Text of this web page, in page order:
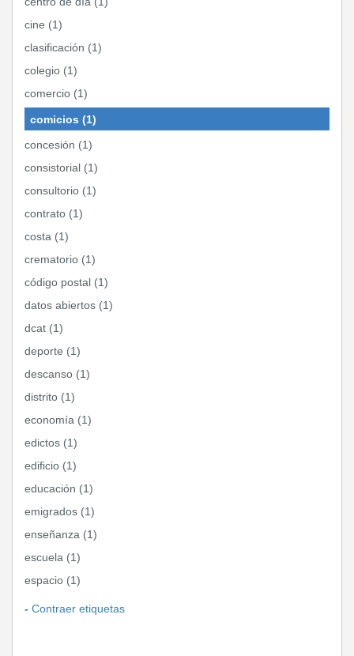
cine (1)
clasificación (1)
colegio (1)
comercio (1)
comicios (1)
concesión (1)
consistorial (1)
consultorio (1)
contrato (1)
costa (1)
crematorio (1)
código postal (1)
datos abiertos (1)
dcat (1)
deporte (1)
descanso (1)
distrito (1)
economía (1)
edictos (1)
edificio (1)
educación (1)
emigrados (1)
enseñanza (1)
escuela (1)
espacio (1)
Contraer etiquetas